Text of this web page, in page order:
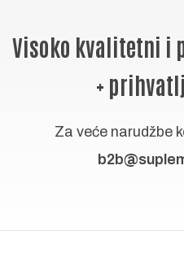
Visoko kvalitetni i
+
Za veće narudžbe